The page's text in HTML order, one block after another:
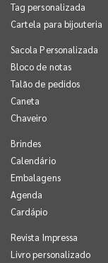
Tag personalizada
Cartela para bijouteria
Sacola Personalizada
Bloco de notas
Talão de pedidos
Caneta
Chaveiro
Brindes
Calendário
Embalagens
Agenda
Cardápio
Revista Impressa
Livro personalizado